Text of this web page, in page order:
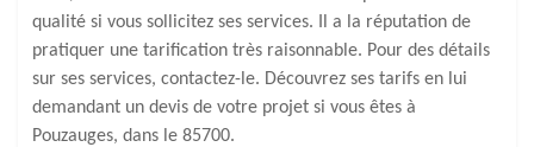
qualité si vous sollicitez ses services. Il a la réputation de
pratiquer une tarification très raisonnable. Pour des détails
sur ses services, contactez-le. Découvrez ses tarifs en lui
demandant un devis de votre projet si vous êtes à
Pouzauges, dans le 85700.